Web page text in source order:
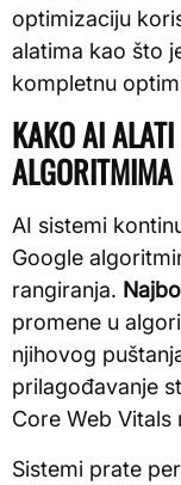
optimizaciju
alatima kao što
kompletnu
KAKO AI
AI sistemi
Google
rangiranja.
promene u
njihovog
prilagođavanje
Core Web Vitals
Sistemi prate